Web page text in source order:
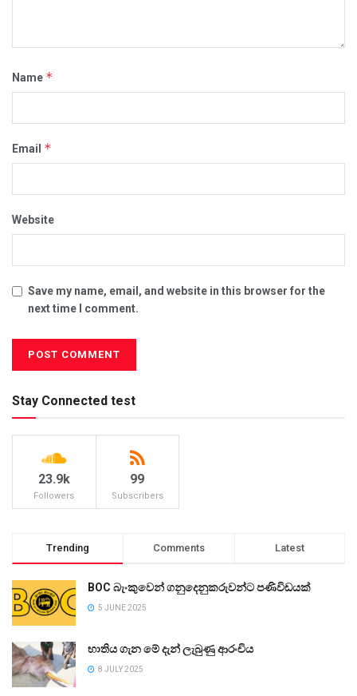
Name *
Email *
Website
Save my name, email, and website in this browser for the
next time I comment.
Stay Connected test
23.9k
Followers
99
Subscribers
Trending Comments Latest
BOC බැංකුවෙන් ගනුදෙනුකරුවන්ට පණිවිඩයක්
5 JUNE 2025
භාතිය ගැන මේ දැන් ලැබුණු ආරංචිය
8 JULY 2025